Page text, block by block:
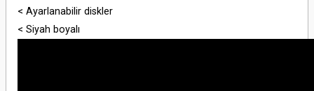
< Ayarlanabilir diskler
< Siyah boyalı